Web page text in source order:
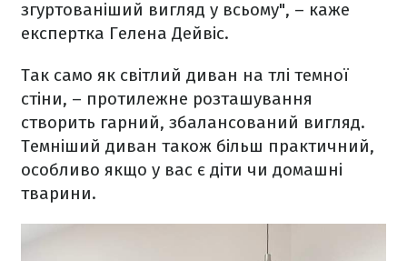
згуртованіший вигляд у всьому", – каже
експертка Гелена Дейвіс.
Так само як світлий диван на тлі темної
стіни, – протилежне розташування
створить гарний, збалансований вигляд.
Темніший диван також більш практичний,
особливо якщо у вас є діти чи домашні
тварини.